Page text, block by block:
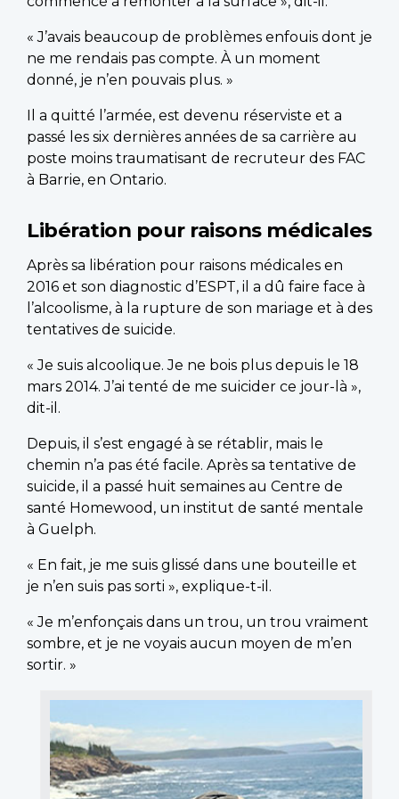
« J’avais beaucoup de problèmes enfouis dont je
ne me rendais pas compte. À un moment
donné, je n’en pouvais plus. »
Il a quitté l’armée, est devenu réserviste et a
passé les six dernières années de sa carrière au
poste moins traumatisant de recruteur des FAC
à Barrie, en Ontario.
Libération pour raisons médicales
Après sa libération pour raisons médicales en
2016 et son diagnostic d’ESPT, il a dû faire face à
l’alcoolisme, à la rupture de son mariage et à des
tentatives de suicide.
« Je suis alcoolique. Je ne bois plus depuis le 18
mars 2014. J’ai tenté de me suicider ce jour-là »,
dit-il.
Depuis, il s’est engagé à se rétablir, mais le
chemin n’a pas été facile. Après sa tentative de
suicide, il a passé huit semaines au Centre de
santé Homewood, un institut de santé mentale
à Guelph.
« En fait, je me suis glissé dans une bouteille et
je n’en suis pas sorti », explique-t-il.
« Je m’enfonçais dans un trou, un trou vraiment
sombre, et je ne voyais aucun moyen de m’en
sortir. »